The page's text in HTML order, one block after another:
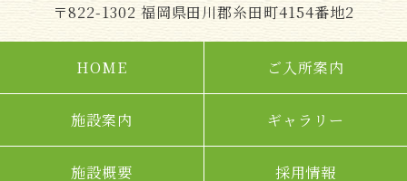
〒822-1302 福岡県田川郡糸田町4154番地2
HOME ご入所案内
施設案内 ギャラリー
施設概要 採用情報